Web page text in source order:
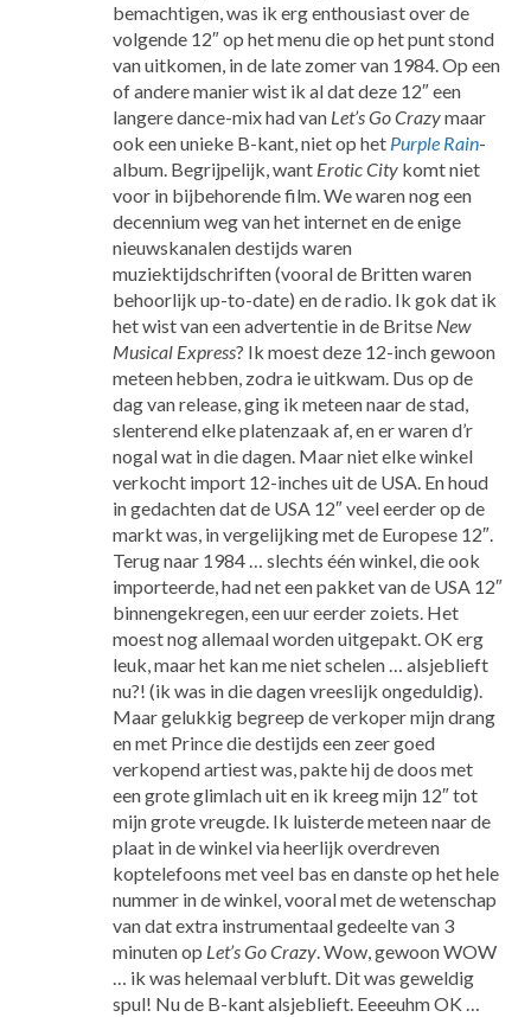
bemachtigen, was ik erg enthousiast over de
volgende 12″ op het menu die op het punt stond
van uitkomen, in de late zomer van 1984. Op een
of andere manier wist ik al dat deze 12″ een
langere dance-mix had van Let’s Go Crazymaar
ook een unieke B-kant, niet op het Purple Rain-
album. Begrijpelijk, want Erotic City komt niet
voor in bijbehorende film. We waren nog een
decennium weg van het internet en de enige
nieuwskanalen destijds waren
muziektijdschriften (vooral de Britten waren
behoorlijk up-to-date) en de radio. Ik gok dat ik
het wist van een advertentie in de Britse New
Musical Express? Ik moest deze 12-inch gewoon
meteen hebben, zodra ie uitkwam. Dus op de
dag van release, ging ik meteen naar de stad,
slenterend elke platenzaak af, en er waren d’r
nogal wat in die dagen. Maar niet elke winkel
verkocht import 12-inches uit de USA. En houd
in gedachten dat de USA 12″ veel eerder op de
markt was, in vergelijking met de Europese 12″.
Terug naar 1984 … slechts één winkel, die ook
importeerde, had net een pakket van de USA 12″
binnengekregen, een uur eerder zoiets. Het
moest nog allemaal worden uitgepakt. OK erg
leuk, maar het kan me niet schelen … alsjeblieft
nu?! (ik was in die dagen vreeslijk ongeduldig).
Maar gelukkig begreep de verkoper mijn drang
en met Prince die destijds een zeer goed
verkopend artiest was, pakte hij de doos met
een grote glimlach uit en ik kreeg mijn 12″ tot
mijn grote vreugde. Ik luisterde meteen naar de
plaat in de winkel via heerlijk overdreven
koptelefoons met veel bas en danste op het hele
nummer in de winkel, vooral met de wetenschap
van dat extra instrumentaal gedeelte van 3
minuten op Let’s Go Crazy. Wow, gewoon WOW
… ik was helemaal verbluft. Dit was geweldig
spul! Nu de B-kant alsjeblieft. Eeeeuhm OK …